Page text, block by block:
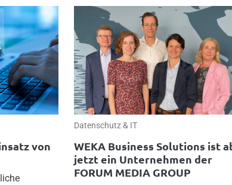
von
Datenschutz & IT
WEKA Business Solutions ist
jetzt ein Unternehmen der
FORUM MEDIA GROUP